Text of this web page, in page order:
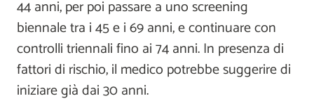
44 anni, per poi passare a uno screening
biennale tra i 45 e i 69 anni, e continuare con
controlli triennali fino ai 74 anni. In presenza di
fattori di rischio, il medico potrebbe suggerire di
iniziare già dai 30 anni.